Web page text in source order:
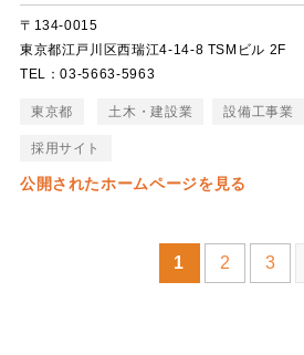
〒134-0015
東京都江戸川区西瑞江4-14-8 TSMビル 2F
TEL：03-5663-5963
東京都 土木・建設業 設備工事業
採用サイト
公開されたホームページを見る
1 2 3